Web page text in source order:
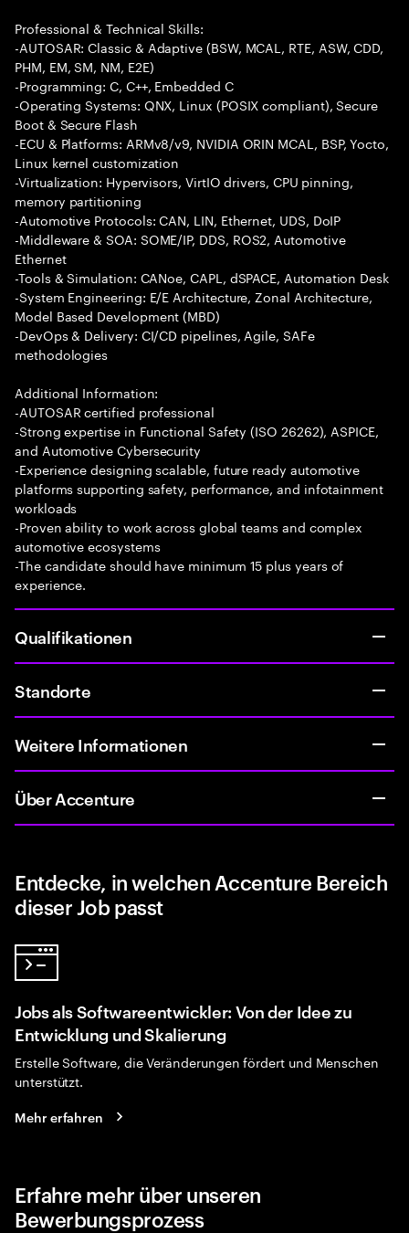
Professional & Technical Skills:
-AUTOSAR: Classic & Adaptive (BSW, MCAL, RTE, ASW, CDD,
PHM, EM, SM, NM, E2E)
-Programming: C, C++, Embedded C
-Operating Systems: QNX, Linux (POSIX compliant), Secure
Boot & Secure Flash
-ECU & Platforms: ARMv8/v9, NVIDIA ORIN MCAL, BSP, Yocto,
Linux kernel customization
-Virtualization: Hypervisors, VirtIO drivers, CPU pinning,
memory partitioning
-Automotive Protocols: CAN, LIN, Ethernet, UDS, DoIP
-Middleware & SOA: SOME/IP, DDS, ROS2, Automotive
Ethernet
-Tools & Simulation: CANoe, CAPL, dSPACE, Automation Desk
-System Engineering: E/E Architecture, Zonal Architecture,
Model Based Development (MBD)
-DevOps & Delivery: CI/CD pipelines, Agile, SAFe
methodologies
Additional Information:
-AUTOSAR certified professional
-Strong expertise in Functional Safety (ISO 26262), ASPICE,
and Automotive Cybersecurity
-Experience designing scalable, future ready automotive
platforms supporting safety, performance, and infotainment
workloads
-Proven ability to work across global teams and complex
automotive ecosystems
-The candidate should have minimum 15 plus years of
experience.
Qualifikationen
Standorte
Weitere Informationen
Über Accenture
Entdecke, in welchen Accenture Bereich
dieser Job passt
Jobs als Softwareentwickler: Von der Idee zu
Entwicklung und Skalierung
Erstelle Software, die Veränderungen fördert und Menschen
unterstützt.
Mehr erfahren
Erfahre mehr über unseren
Bewerbungsprozess